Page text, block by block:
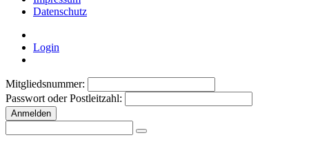
Datenschutz
Login
Mitgliedsnummer:
Passwort oder Postleitzahl:
Anmelden